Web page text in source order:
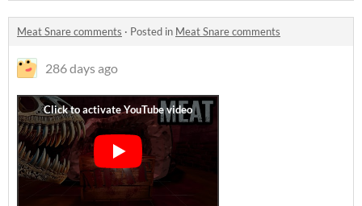
Meat Snare comments · Posted in Meat Snare comments
286 days ago